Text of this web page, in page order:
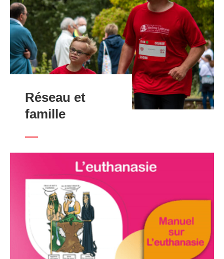
Réseau et
famille